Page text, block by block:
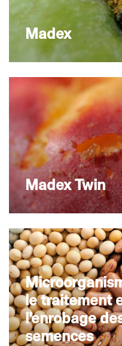
Madex
Madex Twin
le traitement
l'enrobage
semences